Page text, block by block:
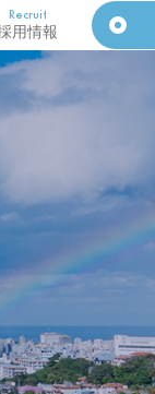
Recruit
用情報